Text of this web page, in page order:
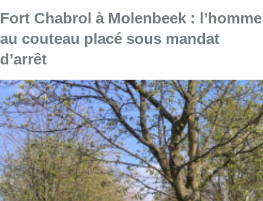
Fort Chabrol à Molenbeek : l’homme
au couteau placé sous mandat
d’arrêt